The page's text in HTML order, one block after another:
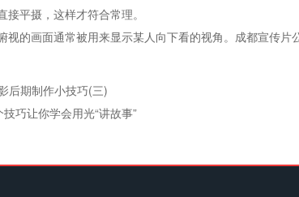
接平摄，这样才符合常理。
的画面通常被用来显示某人向下看的视角。成都宣传片
后期制作小技巧(三)
技巧让你学会用光“讲故事”